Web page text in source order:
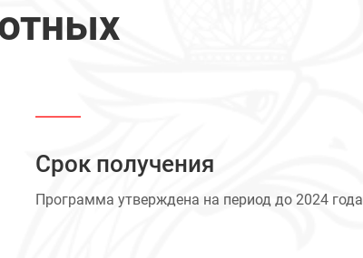
Срок получения
Программа утверждена на период до 2024 года